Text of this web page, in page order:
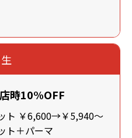
時10%OFF
ト ￥6,600→￥5,940～
ト＋パーマ